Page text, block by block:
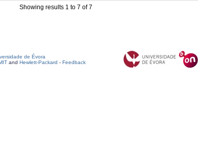
Showing results 1 to 7 of 7
de Évora
and Hewlett-Packard - Feedback